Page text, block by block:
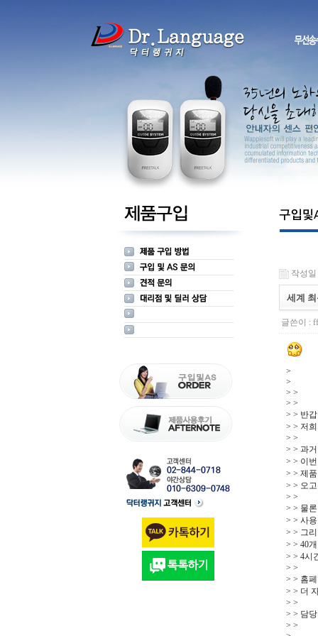
작성일
세계
글쓴이 :
>
>
> >
> >
> > 반
> > 저
> >
> > 과
> > 이
> > 제
> > 오
> >
> > 물
> > 사
> > 그
> > 40
> > 4시
> >
> > 홈
> > 더
> >
> > 담
> >